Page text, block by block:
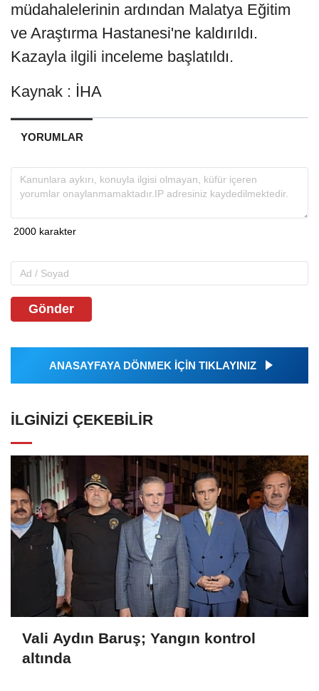
müdahalelerinin ardından Malatya Eğitim
ve Araştırma Hastanesi'ne kaldırıldı.
Kazayla ilgili inceleme başlatıldı.
Kaynak : İHA
YORUMLAR
Gönder
ANASAYFAYA DÖNMEK İÇİN TIKLAYINIZ
İLGINIZI ÇEKEBILIR
Vali Aydın Baruş; Yangın kontrol
altında